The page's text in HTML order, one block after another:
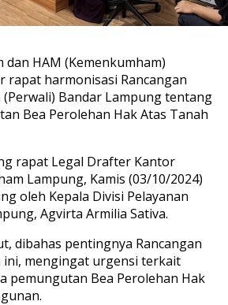
HAM (Kemenkumham)
rapat harmonisasi Rancangan
Bandar Lampung tentang
Bea Perolehan Hak Atas Tanah
rapat Legal Drafter Kantor
Lampung, Kamis (03/10/2024)
oleh Kepala Divisi Pelayanan
Agvirta Armilia Sativa.
dibahas pentingnya Rancangan
ini, mengingat urgensi terkait
pemungutan Bea Perolehan Hak